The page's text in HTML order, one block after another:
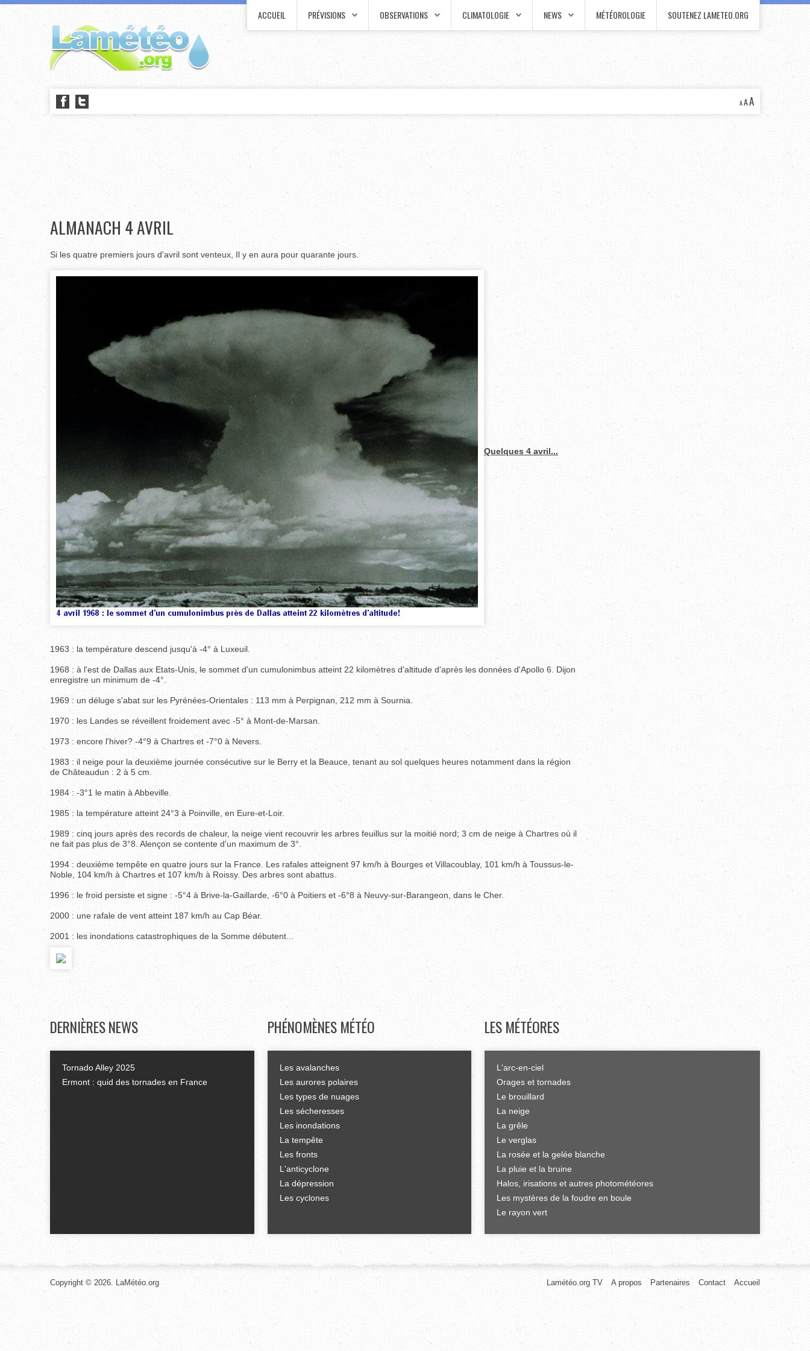
ACCUEIL PRÉVISIONS OBSERVATIONS CLIMATOLOGIE NEWS MÉTÉOROLOGIE SOUTENEZ LAMETEO.ORG
AAA
ALMANACH 4 AVRIL
Si les quatre premiers jours d'avril sont venteux, Il y en aura pour quarante jours.
Quelques 4 avril...
1963 : la température descend jusqu'à -4° à Luxeuil.
1968 : à l'est de Dallas aux Etats-Unis, le sommet d'un cumulonimbus atteint 22 kilomètres d'altitude d'après les données d'Apollo 6. Dijon
enregistre un minimum de -4°.
1969 : un déluge s'abat sur les Pyrénées-Orientales : 113 mm à Perpignan, 212 mm à Sournia.
1970 : les Landes se réveillent froidement avec -5° à Mont-de-Marsan.
1973 : encore l'hiver? -4°9 à Chartres et -7°0 à Nevers.
1983 : il neige pour la deuxième journée consécutive sur le Berry et la Beauce, tenant au sol quelques heures notamment dans la région
de Châteaudun : 2 à 5 cm.
1984 : -3°1 le matin à Abbeville.
1985 : la température atteint 24°3 à Poinville, en Eure-et-Loir.
1989 : cinq jours après des records de chaleur, la neige vient recouvrir les arbres feuillus sur la moitié nord; 3 cm de neige à Chartres où il
ne fait pas plus de 3°8. Alençon se contente d'un maximum de 3°.
1994 : deuxième tempête en quatre jours sur la France. Les rafales atteignent 97 km/h à Bourges et Villacoublay, 101 km/h à Toussus-le-
Noble, 104 km/h à Chartres et 107 km/h à Roissy. Des arbres sont abattus.
1996 : le froid persiste et signe : -5°4 à Brive-la-Gaillarde, -6°0 à Poitiers et -6°8 à Neuvy-sur-Barangeon, dans le Cher.
2000 : une rafale de vent atteint 187 km/h au Cap Béar.
2001 : les inondations catastrophiques de la Somme débutent...
DERNIÈRESNEWS
Tornado Alley 2025
Ermont : quid des tornades en France
PHÉNOMÈNES MÉTÉO
Les avalanches
Les aurores polaires
Les types de nuages
Les sécheresses
Les inondations
La tempête
Les fronts
L'anticyclone
La dépression
Les cyclones
LES MÉTÉORES
L'arc-en-ciel
Orages et tornades
Le brouillard
La neige
La grêle
Le verglas
La rosée et la gelée blanche
La pluie et la bruine
Halos, irisations et autres photométéores
Les mystères de la foudre en boule
Le rayon vert
Copyright © 2026. LaMétéo.org Accueil
Contact
Partenaires
A propos
Lamétéo.org TV